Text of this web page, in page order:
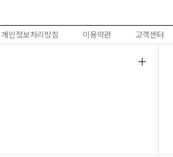
개인정보처리방침 이용약관 고객센터